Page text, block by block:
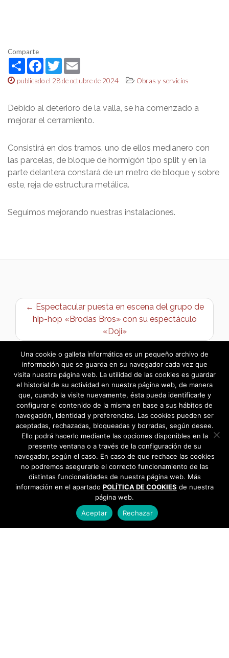
Comparte
ShareFacebook
Twitter
publicado el 28 de octubre de 2024 Obras y servicios
Debido al deterioro de la valla, se ha comenzado a
mejorar el cerramiento.
Consistirá en dos tramos, uno de ellos medianero con
las parcelas, de bloque de hormigón tipo split y en la
parte delantera constará de un metro de bloque y sobre
este, reja de estructura metálica.
Seguimos mejorando nuestras instalaciones.
← Espectacular puesta en escena del grupo de
hip-hop «Brodas Bros» con su espectáculo
«Doji»
Curso sociosanitario →
Una cookie o galleta informática es un pequeño archivo de
información que se guarda en su navegador cada vez que
visita nuestra página web. La utilidad de las cookies es guardar
el historial de su actividad en nuestra página web, de manera
que, cuando la visite nuevamente, ésta pueda identificarle y
configurar el contenido de la misma en base a sus hábitos de
navegación, identidad y preferencias. Las cookies pueden ser
aceptadas, rechazadas, bloqueadas y borradas, según desee.
Ello podrá hacerlo mediante las opciones disponibles en la
presente ventana o a través de la configuración de su
navegador, según el caso. En caso de que rechace las cookies
no podremos asegurarle el correcto funcionamiento de las
distintas funcionalidades de nuestra página web. Más
información en el apartado POLÍTICA DE COOKIES de nuestra
página web.
Aceptar
Rechazar